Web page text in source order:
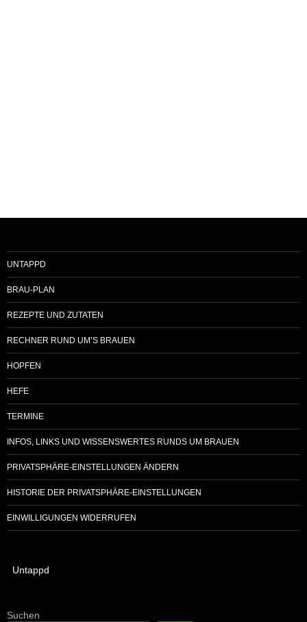
UNTAPPD
BRAU-PLAN
REZEPTE UND ZUTATEN
RECHNER RUND UM’S BRAUEN
HOPFEN
HEFE
TERMINE
INFOS, LINKS UND WISSENSWERTES RUNDS UM BRAUEN
PRIVATSPHÄRE-EINSTELLUNGEN ÄNDERN
HISTORIE DER PRIVATSPHÄRE-EINSTELLUNGEN
EINWILLIGUNGEN WIDERRUFEN
Untappd
Suchen